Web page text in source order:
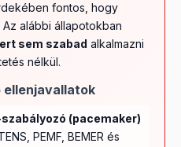
fontos, hogy
alábbi állapotokban
sem szabad alkalmazni
nélkül.
ellenjavallatok
(pacemaker)
PEMF, BEMER és